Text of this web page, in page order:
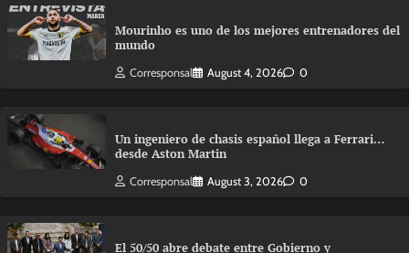
Mourinho es uno de los mejores entrenadores del
mundo
Corresponsal August 4, 2026 0
Un ingeniero de chasis español llega a Ferrari…
desde Aston Martin
Corresponsal August 3, 2026 0
El 50/50 abre debate entre Gobierno y